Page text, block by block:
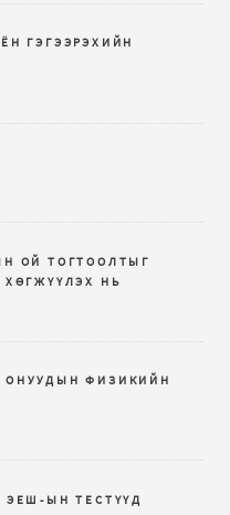
ГЭГЭЭРЭХИЙН
ОЙ ТОГТООЛТЫГ
НЬ
ОНУУДЫН ФИЗИКИЙН
ЫН ТЕСТҮҮД